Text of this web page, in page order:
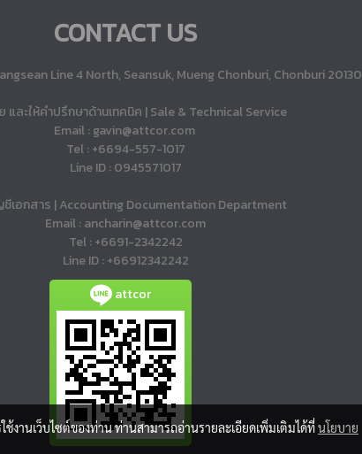
CONTACT US
Line 4 North, Seansuk, Mueng Chonburi, Chonburi 20130
และให้คำปรึกษาด้านเทคนิค | Sale & Technical Service
Email : gavin@attcor.com
Tel : +6694-557-1017
Line ID : 0945571017
เอกสาร | Accounting Documentation Department
Email : ancharin@attcor.com
Tel : +6691-2342242
Line ID : +66912342242
attcor
านเว็บไซต์ของท่าน ท่านสามารถอ่านรายละเอียดเพิ่มเติมได้ที่นโยบาย